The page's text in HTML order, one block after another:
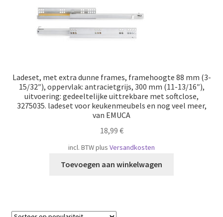
Ladeset, met extra dunne frames, framehoogte 88 mm (3-
15/32″), oppervlak: antracietgrijs, 300 mm (11-13/16″),
uitvoering: gedeeltelijke uittrekbare met softclose,
3275035. ladeset voor keukenmeubels en nog veel meer,
van EMUCA
18,99 €
incl. BTWplus Versandkosten
Toevoegen aan winkelwagen